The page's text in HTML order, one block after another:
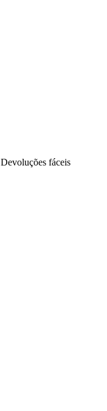
Devoluções fáceis